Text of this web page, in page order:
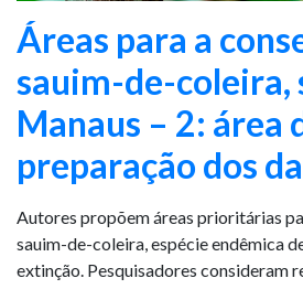
Áreas para a
sauim-de-coleira,
Manaus – 2: área
preparação dos
Autores propõem áreas prioritárias
sauim-de-coleira, espécie endêmica
extinção. Pesquisadores consideram